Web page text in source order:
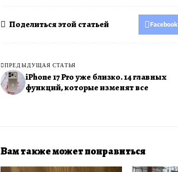
Поделиться этой статьей Facebook
ПРЕДЫДУЩАЯ СТАТЬЯ
iPhone 17 Pro уже близко. 14 главных
функций, которые изменят все
Вам также может понравиться